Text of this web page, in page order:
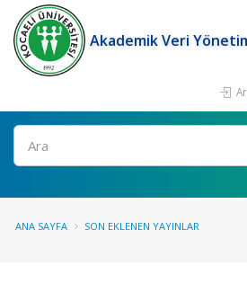
Akademik Veri
Ara
ANA SAYFA SON EKLENEN YAYINLAR